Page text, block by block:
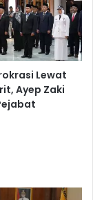
Lewat
Ayep Zaki